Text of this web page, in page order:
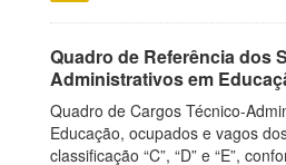
Quadro de Referência dos
Administrativos em
Quadro de Cargos Técnico-
Educação, ocupados e vagos
classificação “C”, “D” e “E”,